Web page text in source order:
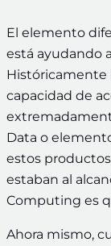
El elemento
está ayudando
Históricamente
capacidad de
Data o
estos
estaban al
Computing es
Ahora mismo,